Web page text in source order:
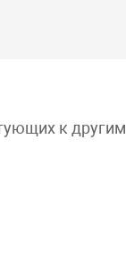
к другим